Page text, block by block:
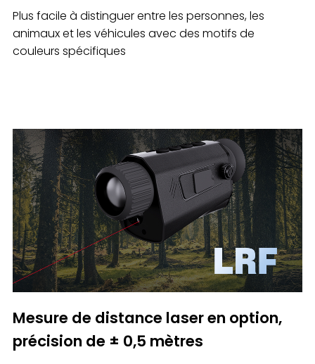
Plus facile à distinguer entre les personnes, les
animaux et les véhicules avec des motifs de
couleurs spécifiques
Mesure de distance laser en option,
précision de ± 0,5 mètres